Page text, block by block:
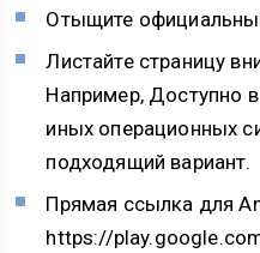
Отыщите
Листайте страницу
Например, Доступно
иных операционных
подходящий вариант.
Прямая ссылка для
https://